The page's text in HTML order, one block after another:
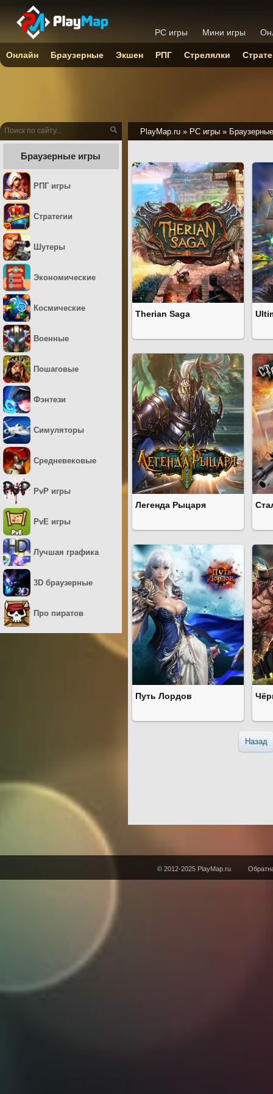
PlayMap.ru » PC игры » Браузерные
Therian Saga
Легенда Рыцаря
Путь Лордов
Назад
Браузерные игры
РПГ игры
Стратегии
Шутеры
Экономические
Космические
Военные
Пошаговые
Фэнтези
Симуляторы
Средневековые
PvP игры
PvE игры
Лучшая графика
3D браузерные
Про пиратов
PC игры Мини игры
Онлайн Браузерные Экшен РПГ Стрелялки
© 2012-2025 PlayMap.ru